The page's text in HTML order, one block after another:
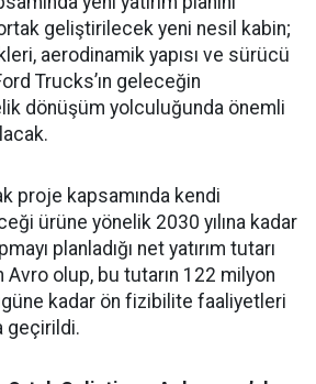
ortak geliştirilecek yeni nesil kabin;
aerodinamik yapısı ve sürücü
Trucks’ın geleceğin
dönüşüm yolculuğunda önemli
proje kapsamında kendi
ürüne yönelik 2030 yılına kadar
planladığı net yatırım tutarı
Avro olup, bu tutarın 122 milyon
kadar ön fizibilite faaliyetleri
geçirildi.